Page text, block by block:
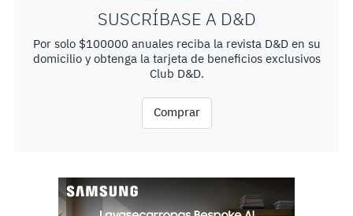
SUSCRÍBASE A D&D
Por solo $100000 anuales reciba la revista D&D en su
domicilio y obtenga la tarjeta de beneficios exclusivos
Club D&D.
Comprar